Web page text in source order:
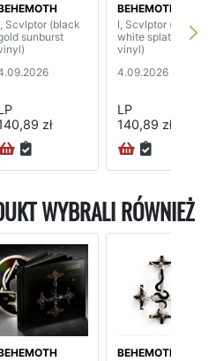
Scvlptor (black
sunburst
zł
BEHEMOTH
I, Scvlptor (black
white splatter
vinyl)
4.09.2026
LP
140,89 zł
WYBRALI RÓWNIEŻ
BEHEMOTH